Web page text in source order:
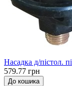
Насадка д/пістол.
579.77 грн
До кошика